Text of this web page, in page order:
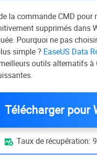
la commande CMD pour
supprimés dans
Pourquoi ne pas
simple ? EaseUS Data
outils alternatifs à
Télécharger pour
 Taux de récupération: